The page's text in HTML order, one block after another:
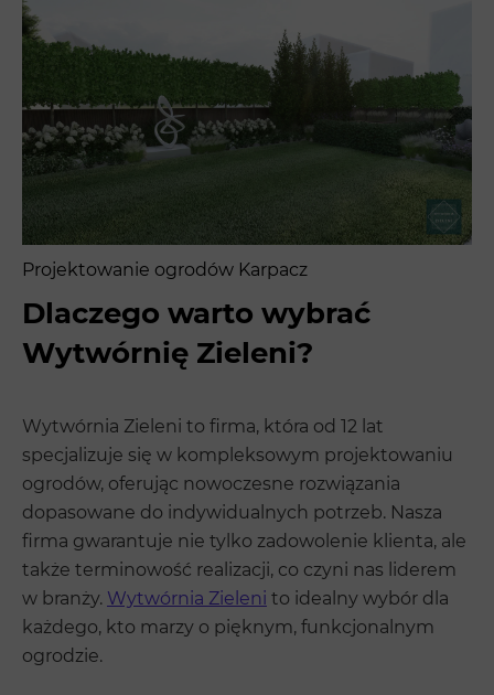
Projektowanie ogrodów Karpacz
Dlaczego warto wybrać
Wytwórnię Zieleni?
Wytwórnia Zieleni to firma, która od 12 lat
specjalizuje się w kompleksowym projektowaniu
ogrodów, oferując nowoczesne rozwiązania
dopasowane do indywidualnych potrzeb. Nasza
firma gwarantuje nie tylko zadowolenie klienta, ale
także terminowość realizacji, co czyni nas liderem
w branży. Wytwórnia Zieleni to idealny wybór dla
każdego, kto marzy o pięknym, funkcjonalnym
ogrodzie.